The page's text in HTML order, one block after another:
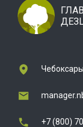
ГЛАВ
+7 (800)